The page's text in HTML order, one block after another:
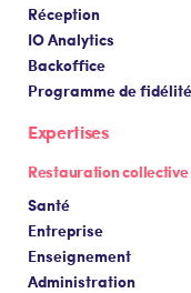
Réception
IO Analytics
Backoffice
Programme de fidélité
Expertises
Restauration collective
Santé
Entreprise
Enseignement
Administration